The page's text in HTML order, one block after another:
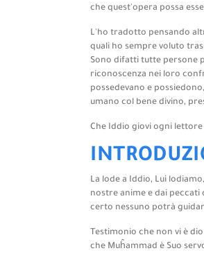
che quest'opera possa
L'ho tradotto pensando
quali ho sempre voluto
Sono difatti tutte persone
riconoscenza nei loro
possedevano e
umano col bene divino,
Che Iddio giovi ogni
La lode a Iddio, Lui
nostre anime e dai peccati
certo nessuno potrà
Testimonio che non vi è
che Muĥammad è Suo